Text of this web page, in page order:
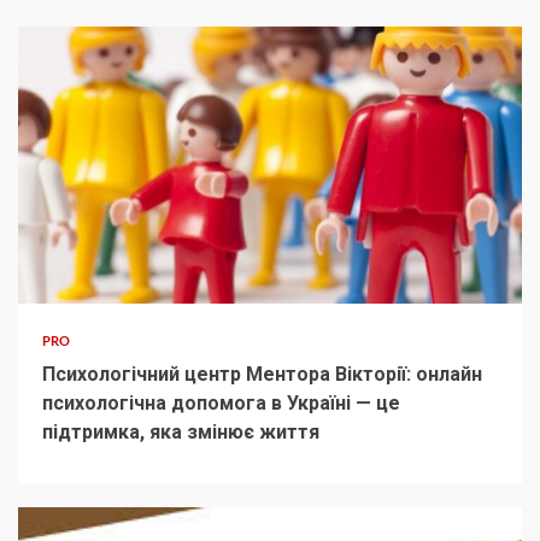
PRO
Психологічний центр Ментора Вікторії: онлайн
психологічна допомога в Україні — це
підтримка, яка змінює життя